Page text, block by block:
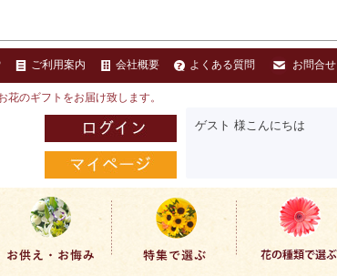
ご利用案内 会社概要 よくある質問 お問合せ
花のギフトをお届け致します。
ゲスト 様こんにちは